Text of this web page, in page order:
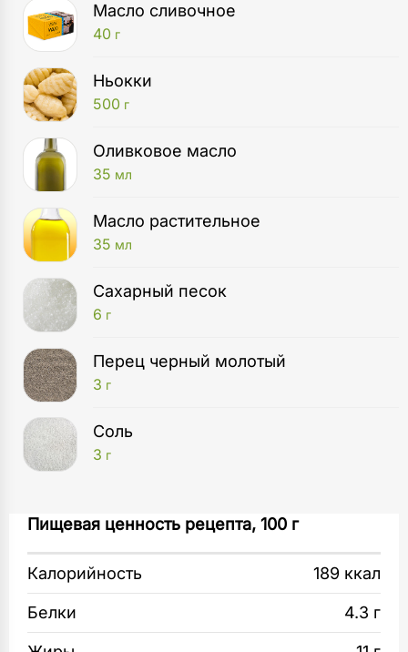
Масло сливочное
40 г
Ньокки
500 г
Оливковое масло
35 мл
Масло растительное
35 мл
Сахарный песок
6 г
Перец черный молотый
3 г
Соль
3 г
2 шт
Разделочная доска
1 шт
ломтиками и подрумяньте на растительном
на половинки. Добавьте к чесноку и,
помешивая, жарьте 5 минут.
Пищевая ценность рецепта, 100 г
Калорийность 189 ккал
Белки 4.3 г